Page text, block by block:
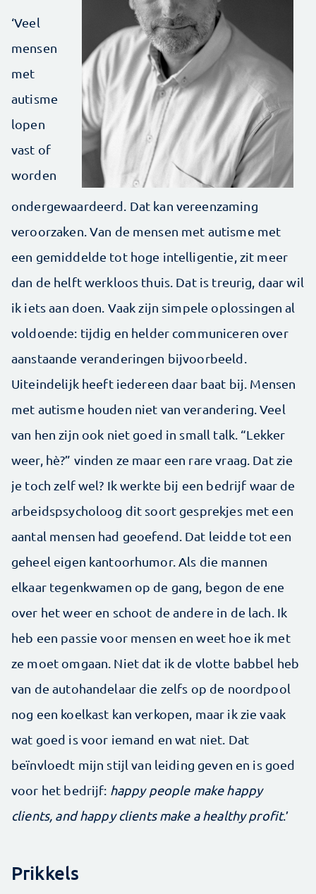
‘Veel
mensen
met
autisme
lopen
vast of
worden
ondergewaardeerd. Dat kan vereenzaming
veroorzaken. Van de mensen met autisme met
een gemiddelde tot hoge intelligentie, zit meer
dan de helft werkloos thuis. Dat is treurig, daar wil
ik iets aan doen. Vaak zijn simpele oplossingen al
voldoende: tijdig en helder communiceren over
aanstaande veranderingen bijvoorbeeld.
Uiteindelijk heeft iedereen daar baat bij. Mensen
met autisme houden niet van verandering. Veel
van hen zijn ook niet goed in small talk. “Lekker
weer, hè?” vinden ze maar een rare vraag. Dat zie
je toch zelf wel? Ik werkte bij een bedrijf waar de
arbeidspsycholoog dit soort gesprekjes met een
aantal mensen had geoefend. Dat leidde tot een
geheel eigen kantoorhumor. Als die mannen
elkaar tegenkwamen op de gang, begon de ene
over het weer en schoot de andere in de lach. Ik
heb een passie voor mensen en weet hoe ik met
ze moet omgaan. Niet dat ik de vlotte babbel heb
van de autohandelaar die zelfs op de noordpool
nog een koelkast kan verkopen, maar ik zie vaak
wat goed is voor iemand en wat niet. Dat
beïnvloedt mijn stijl van leiding geven en is goed
voor het bedrijf: happy people make happy
clients, and happy clients make a healthy profit.’
Prikkels